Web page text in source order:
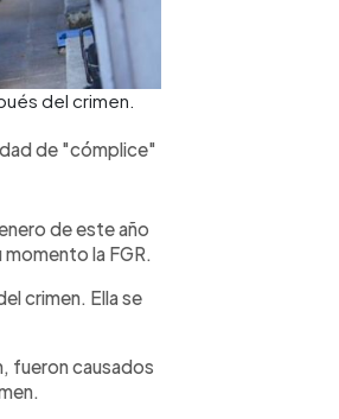
del crimen.
de "cómplice"
de este año
la FGR.
crimen. Ella se
fueron causados